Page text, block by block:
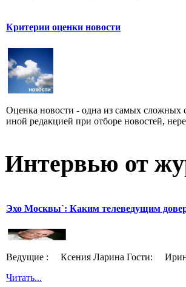
Критерии оценки новости
Оценка новости - одна из самых сложных
иной редакцией при отборе новостей,
Интервью от
Эхо Москвы`: Каким телеведущим
Ведущие : Ксения Ларина Гости: Ирина
Читать...